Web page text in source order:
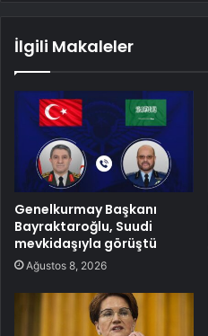
İlgili Makaleler
Genelkurmay Başkanı
Bayraktaroğlu, Suudi
mevkidaşıyla görüştü
Ağustos 8, 2026